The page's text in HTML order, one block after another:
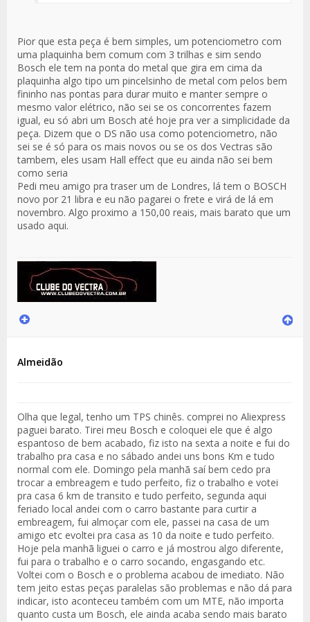
Pior que esta peça é bem simples, um potenciometro com
uma plaquinha bem comum com 3 trilhas e sim sendo
Bosch ele tem na ponta do metal que gira em cima da
plaquinha algo tipo um pincelsinho de metal com pelos bem
fininho nas pontas para durar muito e manter sempre o
mesmo valor elétrico, não sei se os concorrentes fazem
igual, eu só abri um Bosch até hoje pra ver a simplicidade da
peça. Dizem que o DS não usa como potenciometro, não
sei se é só para os mais novos ou se os dos Vectras são
tambem, eles usam Hall effect que eu ainda não sei bem
como seria
Pedi meu amigo pra traser um de Londres, lá tem o BOSCH
novo por 21 libra e eu não pagarei o frete e virá de lá em
novembro. Algo proximo a 150,00 reais, mais barato que um
usado aqui.
Almeidão
Olha que legal, tenho um TPS chinês. comprei no Aliexpress
paguei barato. Tirei meu Bosch e coloquei ele que é algo
espantoso de bem acabado, fiz isto na sexta a noite e fui do
trabalho pra casa e no sábado andei uns bons Km e tudo
normal com ele. Domingo pela manhã saí bem cedo pra
trocar a embreagem e tudo perfeito, fiz o trabalho e votei
pra casa 6 km de transito e tudo perfeito, segunda aqui
feriado local andei com o carro bastante para curtir a
embreagem, fui almoçar com ele, passei na casa de um
amigo etc evoltei pra casa as 10 da noite e tudo perfeito.
Hoje pela manhã liguei o carro e já mostrou algo diferente,
fui para o trabalho e o carro socando, engasgando etc.
Voltei com o Bosch e o problema acabou de imediato. Não
tem jeito estas peças paralelas são problemas e não dá para
indicar, isto aconteceu também com um MTE, não importa
quanto custa um Bosch, ele ainda acaba sendo mais barato